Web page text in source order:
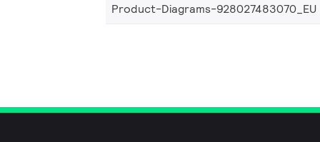
Product-Diagrams-928027483070_EU